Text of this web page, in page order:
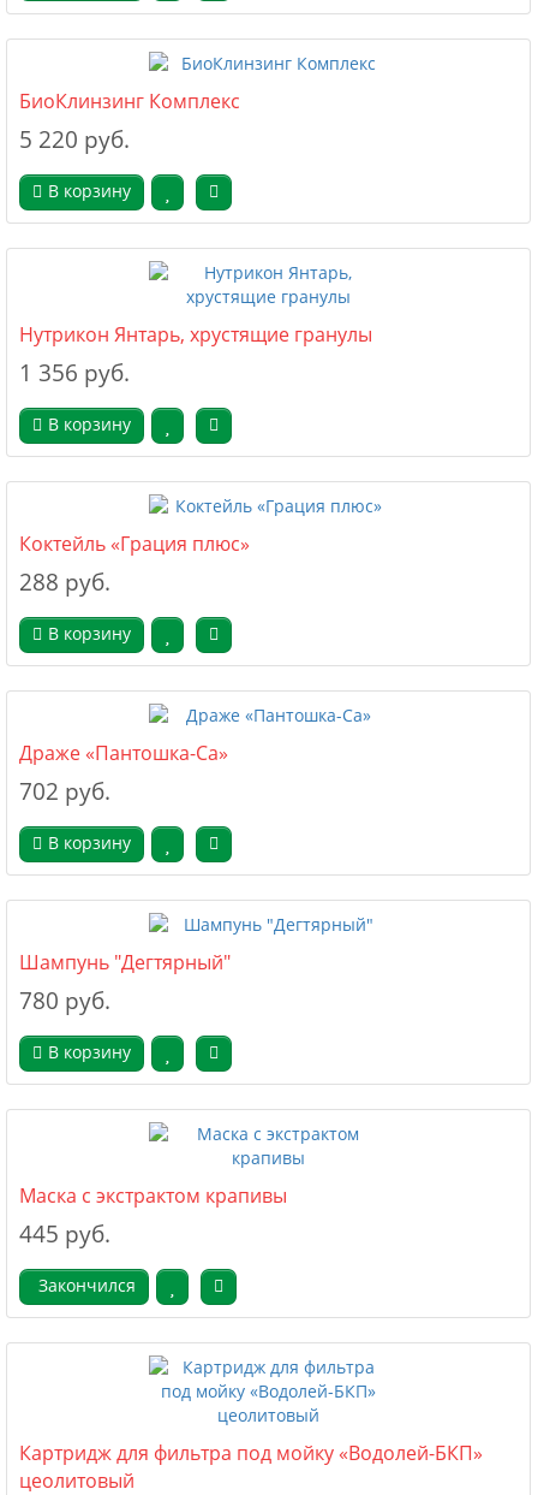
БиоКлинзинг Комплекс
5 220 руб.
В корзину
Нутрикон Янтарь, хрустящие гранулы
1 356 руб.
В корзину
Коктейль «Грация плюс»
288 руб.
В корзину
Драже «Пантошка-Ca»
702 руб.
В корзину
Шампунь "Дегтярный"
780 руб.
В корзину
Маска с экстрактом крапивы
445 руб.
Закончился
Картридж для фильтра под мойку «Водолей-БКП»
цеолитовый